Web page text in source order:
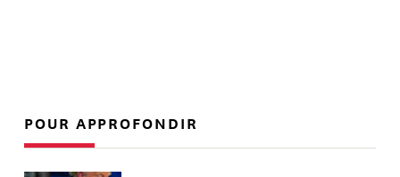
POUR APPROFONDIR